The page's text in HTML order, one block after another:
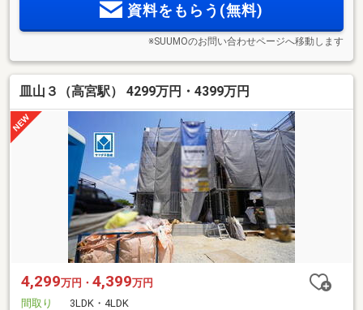
資料をもらう(無料)
※SUUMOのお問い合わせページへ移動します
皿山３（高宮駅） 4299万円・4399万円
4,299万円・ 4,399万円
間取り
3LDK・4LDK